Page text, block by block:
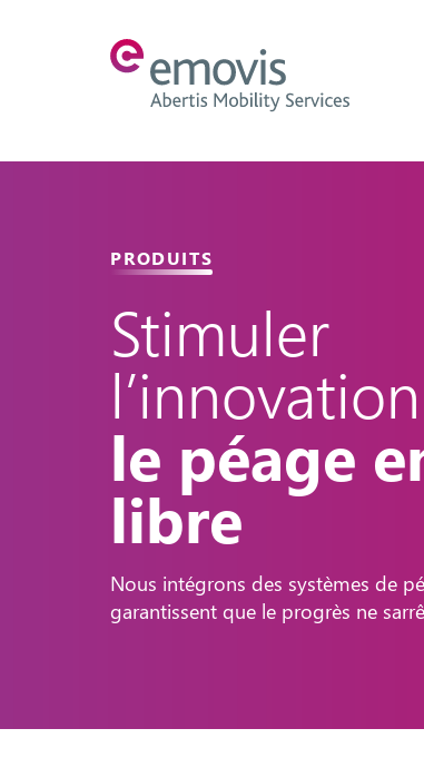
PRODUITS
Stimuler
l’innovation
le péage
libre
Nous intégrons des systèmes de
garantissent que le progrès ne